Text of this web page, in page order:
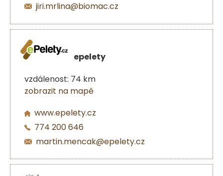
jiri.mrlina@biomac.cz
epelety
vzdálenost: 74 km
zobrazit na mapě
www.epelety.cz
774 200 646
martin.mencak@epelety.cz